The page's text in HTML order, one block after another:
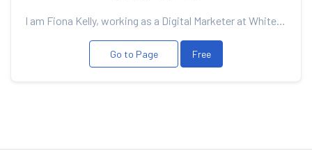
Go to Page Free